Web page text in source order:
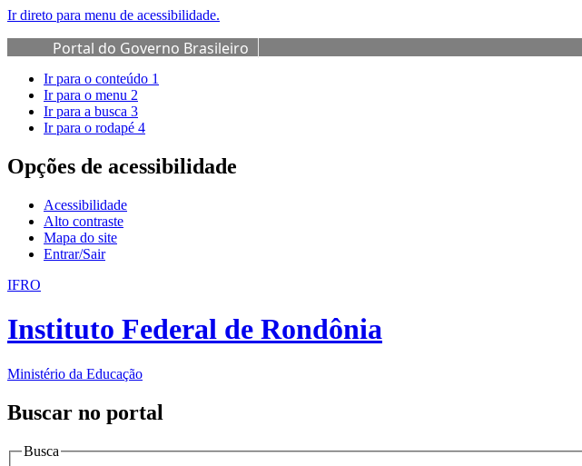
Ir direto para menu de acessibilidade.
Portal do Governo Brasileiro
Ir para o conteúdo 1
Ir para o menu 2
Ir para a busca 3
Ir para o rodapé 4
Opções de acessibilidade
Acessibilidade
Alto contraste
Mapa do site
Entrar/Sair
IFRO
Instituto Federal de Rondônia
Ministério da Educação
Buscar no portal
Busca